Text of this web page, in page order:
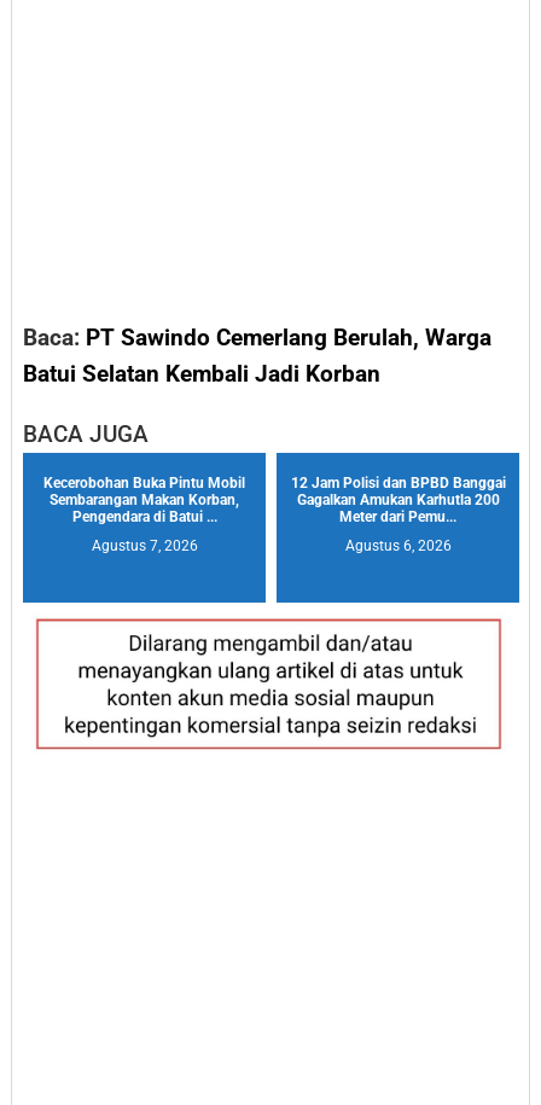
Baca: PT Sawindo Cemerlang Berulah, Warga
Batui Selatan Kembali Jadi Korban
BACA JUGA
Kecerobohan Buka Pintu Mobil
Sembarangan Makan Korban,
Pengendara di Batui ...
Agustus 7, 2026
12 Jam Polisi dan BPBD Banggai
Gagalkan Amukan Karhutla 200
Meter dari Pemu...
Agustus 6, 2026